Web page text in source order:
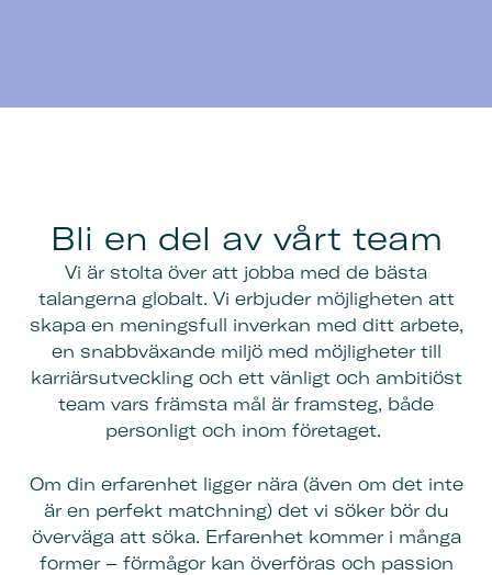
Bli en del av vårt team
Vi är stolta över att jobba med de bästa
talangerna globalt. Vi erbjuder möjligheten att
skapa en meningsfull inverkan med ditt arbete,
en snabbväxande miljö med möjligheter till
karriärsutveckling och ett vänligt och ambitiöst
team vars främsta mål är framsteg, både
personligt och inom företaget.
Om din erfarenhet ligger nära (även om det inte
är en perfekt matchning) det vi söker bör du
överväga att söka. Erfarenhet kommer i många
former – förmågor kan överföras och passion